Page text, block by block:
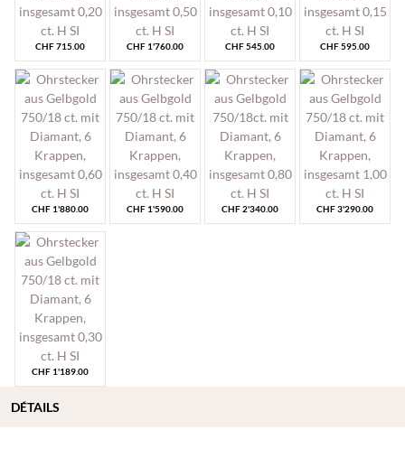
CHF715.00 CHF 1'760.00 CHF545.00 CHF595.00
CHF 1'880.00 CHF 1'590.00 CHF2'340.00 CHF3'290.00
CHF 1'189.00
DÉTAILS